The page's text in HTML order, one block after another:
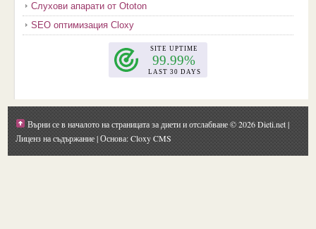
2017-07(1)
2017-06(2)
2017-02(2)
2017-01(1)
2016-09(1)
Слухови апарати от Ototon
SEO оптимизация Cloxy
Върни се в началото на страницата за диети и отслабване© 2026 Dieti.net |
Лиценз на съдържание| Основа: Cloxy CMS